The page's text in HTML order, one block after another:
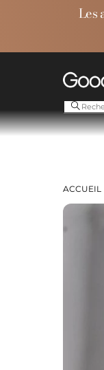
Les
ACCUEIL